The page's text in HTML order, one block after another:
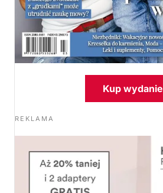
Kup wydanie
REKLAMA